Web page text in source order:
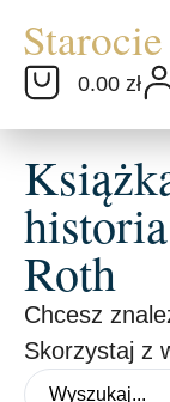
0.00 zł
Roth
Chcesz
Skorzystaj z